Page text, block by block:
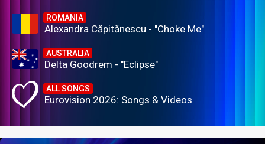
ROMANIA
Alexandra Căpitănescu - "Choke Me"
AUSTRALIA
Delta Goodrem - "Eclipse"
ALL SONGS
Eurovision 2026: Songs & Videos